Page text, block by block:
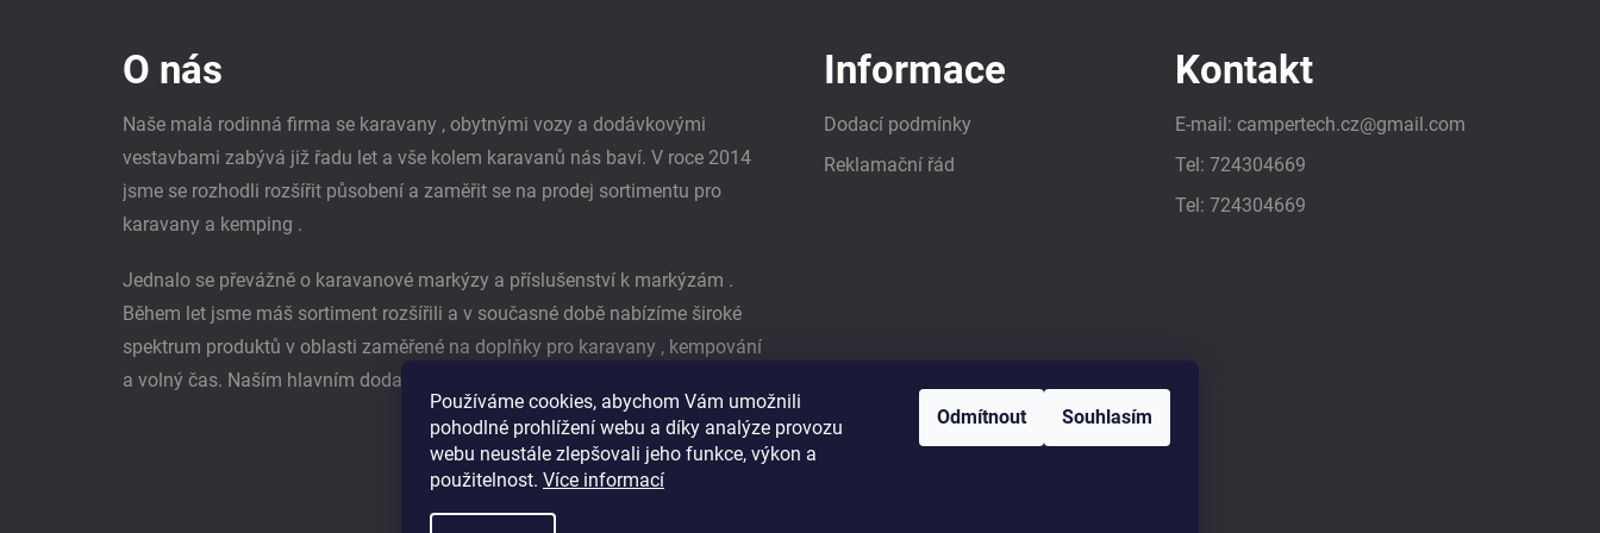
Používáme cookies, abychom Vám umožnili
pohodlné prohlížení webu a díky analýze provozu
webu neustále zlepšovali jeho funkce, výkon a
použitelnost. Více informací
Odmítnout Souhlasím
O nás
Naše malá rodinná firma se karavany , obytnými vozy a dodávkovými
vestavbami zabývá již řadu let a vše kolem karavanů nás baví. V roce 2014
jsme se rozhodli rozšířit působení a zaměřit se na prodej sortimentu pro
karavany a kemping .
Jednalo se převážně o karavanové markýzy a příslušenství k markýzám .
Během let jsme máš sortiment rozšířili a v současné době nabízíme široké
spektrum produktů v oblasti zaměřené na doplňky pro karavany , kempování
a volný čas. Naším hlavním dodavatel je německá firma Reimo
Informace
Dodací podmínky
Reklamační řád
Kontakt
E-mail: campertech.cz@gmail.com
Tel: 724304669
Tel: 724304669